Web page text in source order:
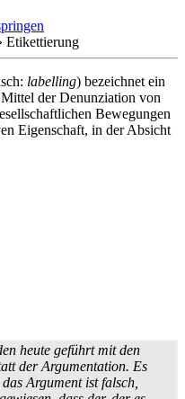
Etikettierung
labelling) bezeichnet ein
der Denunziation von
Bewegungen
Eigenschaft, in der Absicht
heute geführt mit den
der Argumentation. Es
Argument ist falsch,